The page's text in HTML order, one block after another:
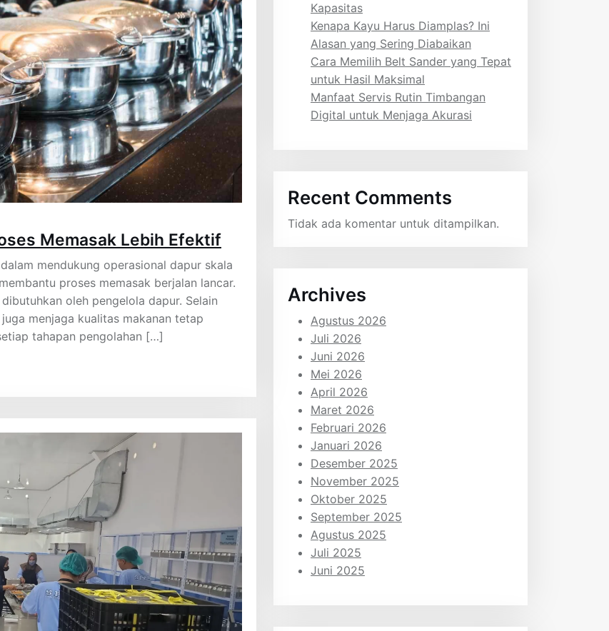
Memasak Lebih Efektif
mendukung operasional dapur skala
proses memasak berjalan lancar.
oleh pengelola dapur. Selain
menjaga kualitas makanan tetap
tahapan pengolahan […]
Kapasitas
Kenapa Kayu Harus Diamplas? Ini
Alasan yang Sering Diabaikan
Cara Memilih Belt Sander yang Tepat
untuk Hasil Maksimal
Manfaat Servis Rutin Timbangan
Digital untuk Menjaga Akurasi
Recent Comments
Tidak ada komentar untuk ditampilkan.
Archives
Agustus 2026
Juli 2026
Juni 2026
Mei 2026
April 2026
Maret 2026
Februari 2026
Januari 2026
Desember 2025
November 2025
Oktober 2025
September 2025
Agustus 2025
Juli 2025
Juni 2025